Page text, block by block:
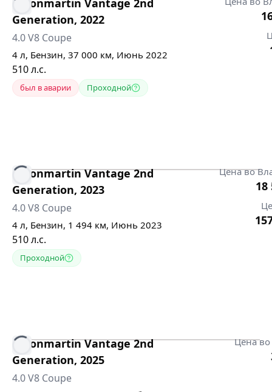
Astonmartin Vantage 2nd
Generation, 2022
4.0 V8 Coupe
4 л, Бензин, 37 000 км, Июнь 2022
510л.с.
был в аварии Проходной
Astonmartin Vantage 2nd
Generation, 2023
4.0 V8 Coupe
4 л, Бензин, 1 494 км, Июнь 2023
510л.с.
Проходной
Цена во
18
Astonmartin Vantage 2nd
Generation, 2025
4.0 V8 Coupe
Цена во